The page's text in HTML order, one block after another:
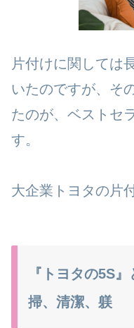
片付けに関しては
いたのですが、そ
たのが、ベストセ
す。
大企業トヨタの片
『トヨタの5S
掃、清潔、躾